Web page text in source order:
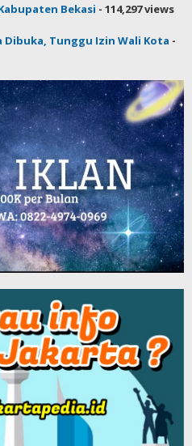
Bekasi - 114,297 views
Dibuka, Tunggu Izin Wali Kota -